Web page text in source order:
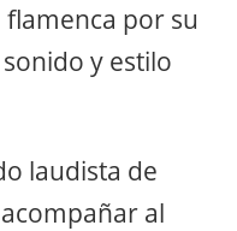
por su
y estilo
laudista de
al